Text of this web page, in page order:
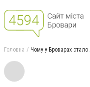
Головна Чому у Броварах стало